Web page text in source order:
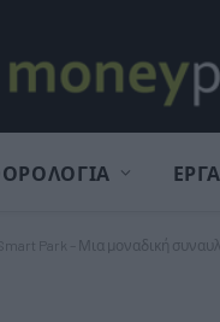
Park – Μια μοναδική